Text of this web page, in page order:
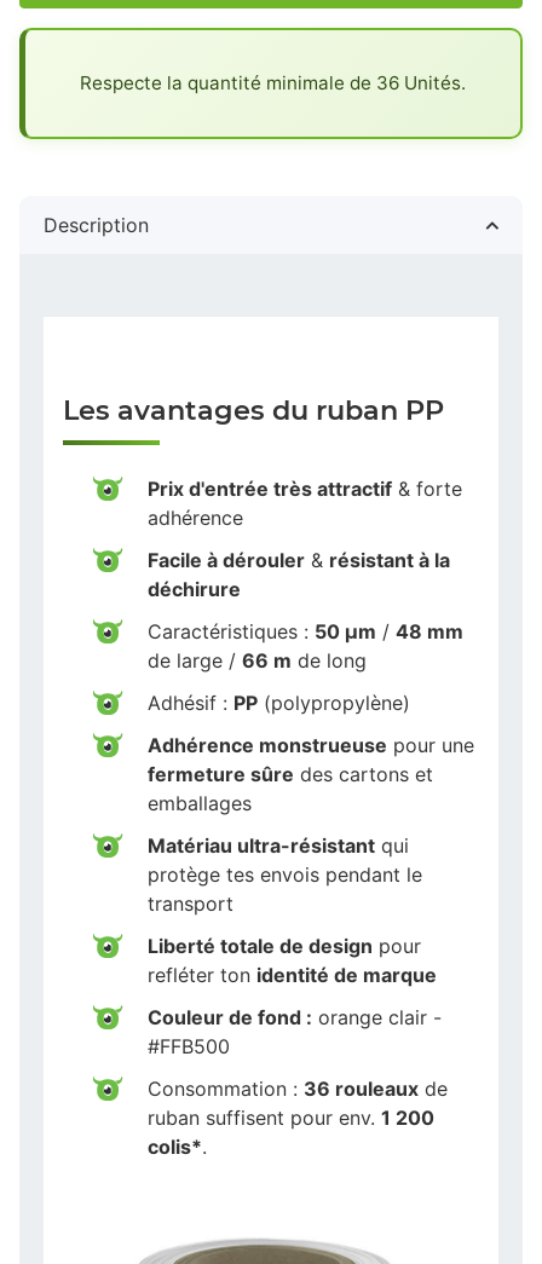
Respecte la quantité minimale de 36 Unités.
Description
Les avantages du ruban PP
Prix d'entrée très attractif & forte
adhérence
Facile à dérouler & résistant à la
déchirure
Caractéristiques : 50 µm / 48 mm
de large / 66 m de long
Adhésif : PP (polypropylène)
Adhérence monstrueuse pour une
fermeture sûre des cartons et
emballages
Matériau ultra-résistant qui
protège tes envois pendant le
transport
Liberté totale de design pour
refléter ton identité de marque
Couleur de fond : orange clair -
#FFB500
Consommation : 36 rouleaux de
ruban suffisent pour env. 1 200
colis*.